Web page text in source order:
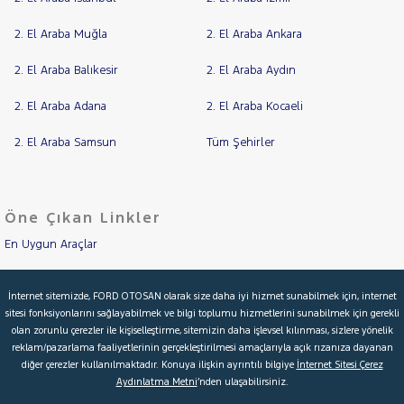
VAN
SF
VAN
EKSTRA
350
350 L
YÜKSEK
TAVAN
TRANSIT
CONNECT
TRANSIT
COURIER
TRANSIT
2. El Araba Muğla 2. El Araba Ankara
2. El Araba Balıkesir 2. El Araba Aydın
2. El Araba Adana 2. El Araba Kocaeli
2. El Araba Samsun Tüm Şehirler
Öne Çıkan Linkler
En Uygun Araçlar
İkinci El Garanti
Kampanyalar
Kredi Hesaplama & Başvuru
İnternet sitemizde, FORD OTOSAN olarak size daha iyi hizmet sunabilmek için, internet
sitesi fonksiyonlarını sağlayabilmek ve bilgi toplumu hizmetlerini sunabilmek için gerekli
olan zorunlu çerezler ile kişiselleştirme, sitemizin daha işlevsel kılınması, sizlere yönelik
reklam/pazarlama faaliyetlerinin gerçekleştirilmesi amaçlarıyla açık rızanıza dayanan
diğer çerezler kullanılmaktadır. Konuya ilişkin ayrıntılı bilgiye İnternet Sitesi Çerez
Aydınlatma Metni’nden ulaşabilirsiniz.